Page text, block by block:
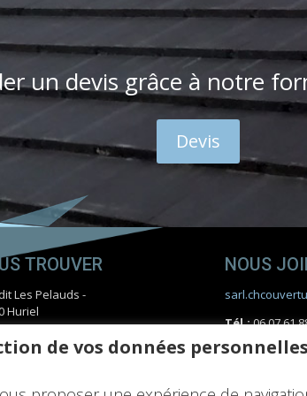
un devis grâce à notre
Devis
TROUVER
Les Pelauds -
Huriel
: 818 502 544
NOUS
Tél.:06 07 61
de vos données